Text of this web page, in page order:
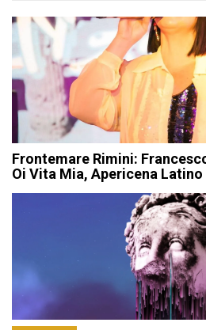
Frontemare Rimini:
Oi Vita Mia, Apericena Latino